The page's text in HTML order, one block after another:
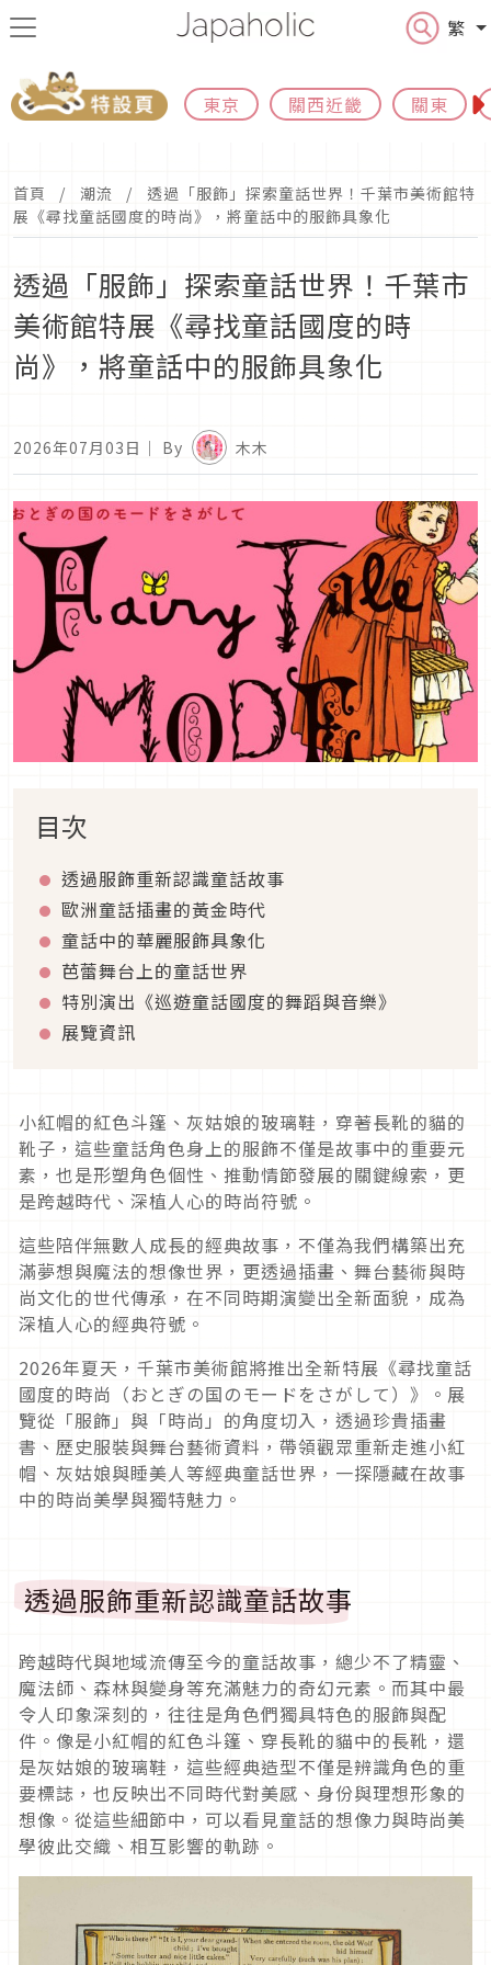
繁
東京 關西近畿 關東
首頁 潮流
透過「服飾」探索童話世界！千葉市美術館特
展《尋找童話國度的時尚》，將童話中的服飾具象化
透過「服飾」探索童話世界！千葉市
美術館特展《尋找童話國度的時
尚》，將童話中的服飾具象化
2026年07月03日 ｜ By 木木
目次
透過服飾重新認識童話故事
歐洲童話插畫的黃金時代
童話中的華麗服飾具象化
芭蕾舞台上的童話世界
特別演出《巡遊童話國度的舞蹈與音樂》
展覽資訊
小紅帽的紅色斗篷、灰姑娘的玻璃鞋，穿著長靴的貓的
靴子，這些童話角色身上的服飾不僅是故事中的重要元
素，也是形塑角色個性、推動情節發展的關鍵線索，更
是跨越時代、深植人心的時尚符號。
這些陪伴無數人成長的經典故事，不僅為我們構築出充
滿夢想與魔法的想像世界，更透過插畫、舞台藝術與時
尚文化的世代傳承，在不同時期演變出全新面貌，成為
深植人心的經典符號。
2026年夏天，千葉市美術館將推出全新特展《尋找童話
國度的時尚（おとぎの国のモードをさがして）》。展
覽從「服飾」與「時尚」的角度切入，透過珍貴插畫
書、歷史服裝與舞台藝術資料，帶領觀眾重新走進小紅
帽、灰姑娘與睡美人等經典童話世界，一探隱藏在故事
中的時尚美學與獨特魅力。
透過服飾重新認識童話故事
跨越時代與地域流傳至今的童話故事，總少不了精靈、
魔法師、森林與變身等充滿魅力的奇幻元素。而其中最
令人印象深刻的，往往是角色們獨具特色的服飾與配
件。像是小紅帽的紅色斗篷、穿長靴的貓中的長靴，還
是灰姑娘的玻璃鞋，這些經典造型不僅是辨識角色的重
要標誌，也反映出不同時代對美感、身份與理想形象的
想像。從這些細節中，可以看見童話的想像力與時尚美
學彼此交織、相互影響的軌跡。